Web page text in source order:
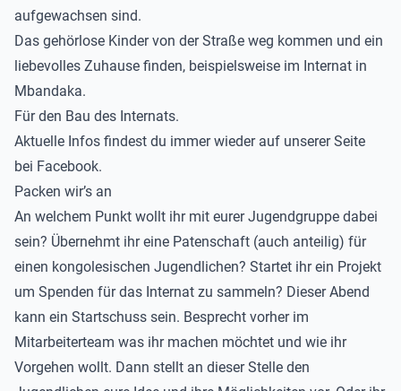
aufgewachsen sind.
Das gehörlose Kinder von der Straße weg kommen und ein
liebevolles Zuhause finden, beispielsweise im Internat in
Mbandaka.
Für den Bau des Internats.
Aktuelle Infos findest du immer wieder auf unserer Seite
bei Facebook.
Packen wir’s an
An welchem Punkt wollt ihr mit eurer Jugendgruppe dabei
sein? Übernehmt ihr eine Patenschaft (auch anteilig) für
einen kongolesischen Jugendlichen? Startet ihr ein Projekt
um Spenden für das Internat zu sammeln? Dieser Abend
kann ein Startschuss sein. Besprecht vorher im
Mitarbeiterteam was ihr machen möchtet und wie ihr
Vorgehen wollt. Dann stellt an dieser Stelle den